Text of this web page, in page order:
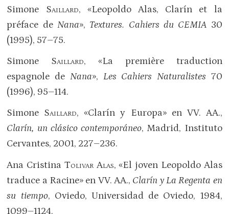
Simone Saillard, «Leopoldo Alas, Clarín et la
préface deNana», Textures. Cahiers du CEMIA 30
(1995), 57–75.
Simone Saillard, «La première traduction
espagnole de Nana», Les Cahiers Naturalistes 70
(1996), 95–114.
Simone Saillard, «Clarín y Europa» en VV. AA.,
Clarín, un clásico contemporáneo, Madrid, Instituto
Cervantes, 2001, 227–236.
Ana Cristina Tolivar Alas, «El joven Leopoldo Alas
traduce a Racine» en VV. AA., Clarín y La Regenta en
su tiempo, Oviedo, Universidad de Oviedo, 1984,
1099–1124.